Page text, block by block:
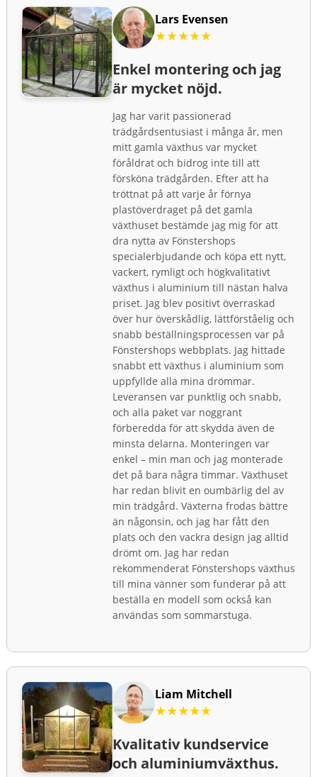
Lars Evensen
★★★★★
Enkel montering och jag
är mycket nöjd.
Jag har varit passionerad
trädgårdsentusiast i många år, men
mitt gamla växthus var mycket
föråldrat och bidrog inte till att
försköna trädgården. Efter att ha
tröttnat på att varje år förnya
plastöverdraget på det gamla
växthuset bestämde jag mig för att
dra nytta av Fönstershops
specialerbjudande och köpa ett nytt,
vackert, rymligt och högkvalitativt
växthus i aluminium till nästan halva
priset. Jag blev positivt överraskad
över hur överskådlig, lättförståelig och
snabb beställningsprocessen var på
Fönstershops webbplats. Jag hittade
snabbt ett växthus i aluminium som
uppfyllde alla mina drömmar.
Leveransen var punktlig och snabb,
och alla paket var noggrant
förberedda för att skydda även de
minsta delarna. Monteringen var
enkel – min man och jag monterade
det på bara några timmar. Växthuset
har redan blivit en oumbärlig del av
min trädgård. Växterna frodas bättre
än någonsin, och jag har fått den
plats och den vackra design jag alltid
drömt om. Jag har redan
rekommenderat Fönstershops växthus
till mina vänner som funderar på att
beställa en modell som också kan
användas som sommarstuga.
Liam Mitchell
★★★★★
Kvalitativ kundservice
och aluminiumväxthus.